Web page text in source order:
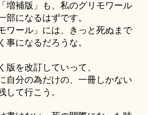
増補版」も、私のグリモワール
部になるはずです。
ワール」には、きっと死ぬまで
事になるだろうな。
版を改訂していって、
自分の為だけの、一冊しかない
して行こう。